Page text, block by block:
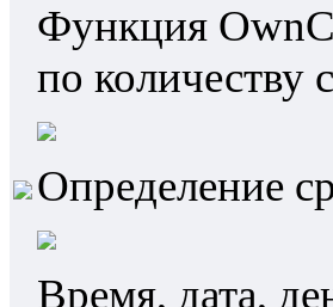
Функция
по количеству
Определение
Время, дата,